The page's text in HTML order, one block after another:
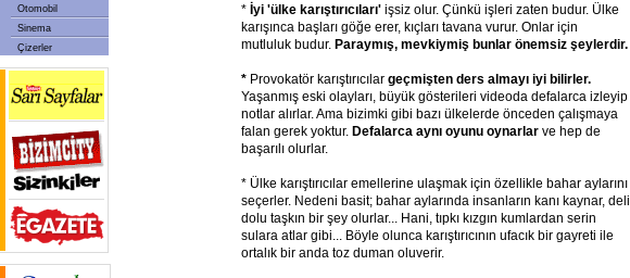
Otomobil
Sinema
Çizerler
* İyi 'ülke karıştırıcıları' işsiz olur. Çünkü işleri zaten budur. Ülke
karışınca başları göğe erer, kıçları tavana vurur. Onlar için
mutluluk budur. Paraymış, mevkiymiş bunlar önemsiz şeylerdir.
* Provokatör karıştırıcılar geçmişten ders almayı iyi bilirler.
Yaşanmış eski olayları, büyük gösterileri videoda defalarca izleyip
notlar alırlar. Ama bizimki gibi bazı ülkelerde önceden çalışmaya
falan gerek yoktur. Defalarca aynı oyunu oynarlar ve hep de
başarılı olurlar.
* Ülke karıştırıcılar emellerine ulaşmak için özellikle bahar aylarını
seçerler. Nedeni basit; bahar aylarında insanların kanı kaynar, deli
dolu taşkın bir şey olurlar... Hani, tıpkı kızgın kumlardan serin
sulara atlar gibi... Böyle olunca karıştırıcının ufacık bir gayreti ile
ortalık bir anda toz duman oluverir.